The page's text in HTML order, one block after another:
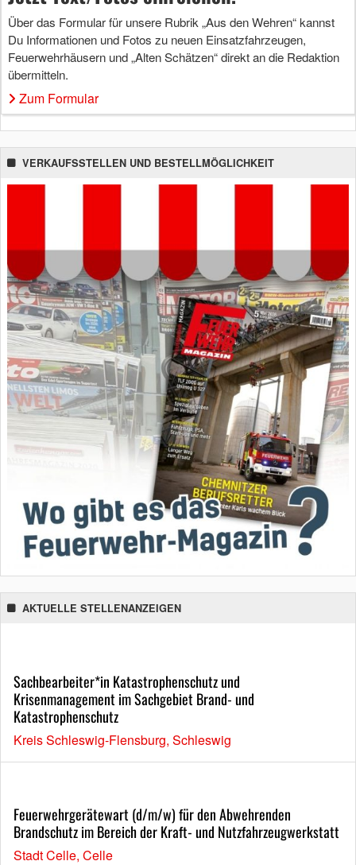
Über das Formular für unsere Rubrik „Aus den Wehren“ kannst
Du Informationen und Fotos zu neuen Einsatzfahrzeugen,
Feuerwehrhäusern und „Alten Schätzen“ direkt an die Redaktion
übermitteln.
Zum Formular
VERKAUFSSTELLEN UND BESTELLMÖGLICHKEIT
AKTUELLE STELLENANZEIGEN
Sachbearbeiter*in Katastrophenschutz und
Krisenmanagement im Sachgebiet Brand- und
Katastrophenschutz
Kreis Schleswig-Flensburg, Schleswig
Feuerwehrgerätewart (d/m/w) für den Abwehrenden
Brandschutz im Bereich der Kraft- und Nutzfahrzeugwerkstatt
Stadt Celle, Celle